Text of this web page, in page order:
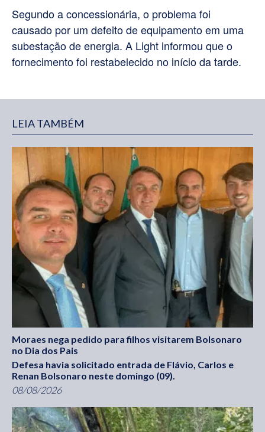
Segundo a concessionária, o problema foi
causado por um defeito de equipamento em uma
subestação de energia. A Light informou que o
fornecimento foi restabelecido no início da tarde.
LEIA TAMBÉM
Moraes nega pedido para filhos visitarem Bolsonaro
no Dia dos Pais
Defesa havia solicitado entrada de Flávio, Carlos e
Renan Bolsonaro neste domingo (09).
08/08/2026